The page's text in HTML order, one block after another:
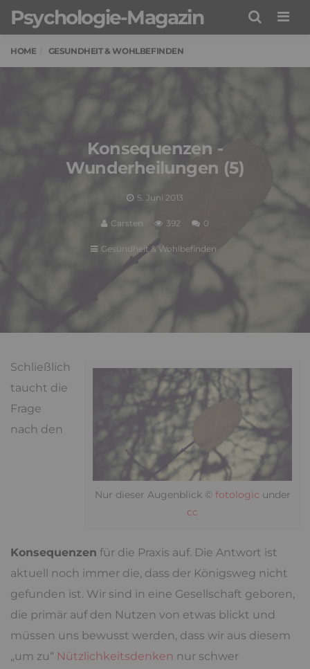
Psychologie-Magazin
HOME GESUNDHEIT & WOHLBEFINDEN
Konsequenzen -
Wunderheilungen (5)
5. Juni 2013
Carsten 392 0
Gesundheit & Wohlbefinden
Nur dieser Augenblick © fotologic under
cc
Schließlich
taucht die
Frage
nach den
Konsequenzen für die Praxis auf. Die Antwort ist
aktuell noch immer die, dass der Königsweg nicht
gefunden ist. Wir sind in eine Gesellschaft geboren,
die primär auf den Nutzen von etwas blickt und
müssen uns bewusst werden, dass wir aus diesem
„um zu“ Nützlichkeitsdenken nur schwer